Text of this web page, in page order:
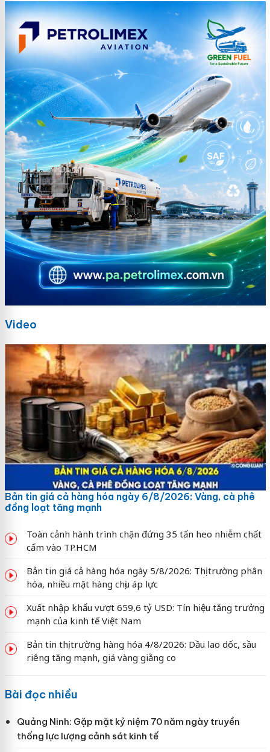
Video
Bản tin giá cả hàng hóa ngày 6/8/2026: Vàng, cà phê
đồng loạt tăng mạnh
Toàn cảnh hành trình chặn đứng 35 tấn heo nhiễm chất
cấm vào TP.HCM
Bản tin giá cả hàng hóa ngày 5/8/2026: Thị trường phân
hóa, nhiều mặt hàng chịu áp lực
Xuất nhập khẩu vượt 659,6 tỷ USD: Tín hiệu tăng trưởng
mạnh của kinh tế Việt Nam
Bản tin thị trường hàng hóa 4/8/2026: Dầu lao dốc, sầu
riêng tăng mạnh, giá vàng giằng co
Bài đọc nhiều
Quảng Ninh: Gặp mặt kỷ niệm 70 năm ngày truyền
thống lực lượng cảnh sát kinh tế